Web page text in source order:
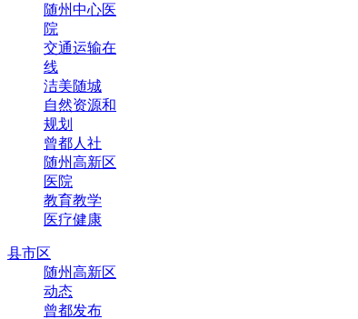
随州中心医
院
交通运输在
线
洁美随城
自然资源和
规划
曾都人社
随州高新区
医院
教育教学
医疗健康
县市区
随州高新区
动态
曾都发布